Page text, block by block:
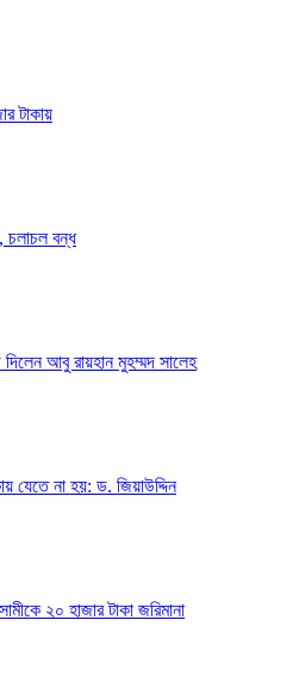
টাকায়
চলাচল বন্ধ
আবু রায়হান মুহম্মদ সালেহ
যেতে না হয়: ড. জিয়াউদ্দিন
২০ হাজার টাকা জরিমানা